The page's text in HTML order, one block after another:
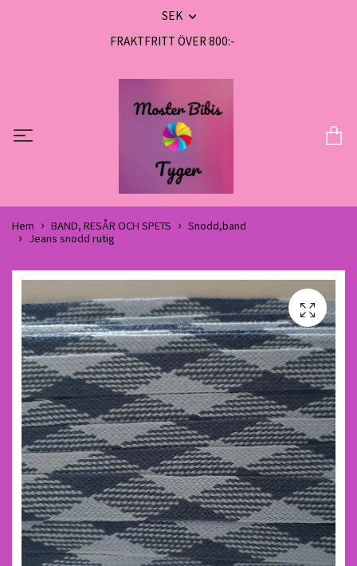
SEK
FRAKTFRITT ÖVER 800:-
Hem BAND, RESÅR OCH SPETS
Snodd,band
Jeans snodd rutig